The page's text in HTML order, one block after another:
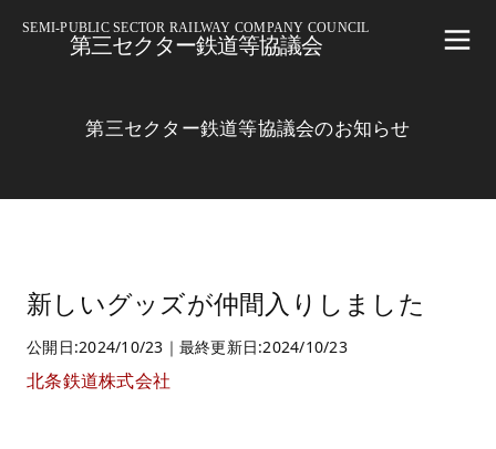
SEMI-PUBLIC SECTOR RAILWAY COMPANY COUNCIL
第三セクター鉄道等協議会
第三セクター鉄道等協議会のお知らせ
新しいグッズが仲間入りしました
公開日:2024/10/23｜最終更新日:2024/10/23
北条鉄道株式会社